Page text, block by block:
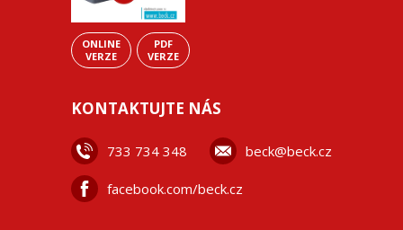
ONLINE
VERZE
PDF
VERZE
KONTAKTUJTE NÁS
733 734 348 beck@beck.cz
facebook.com/beck.cz